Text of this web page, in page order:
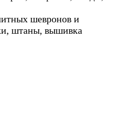
шевронов и
штаны, вышивка